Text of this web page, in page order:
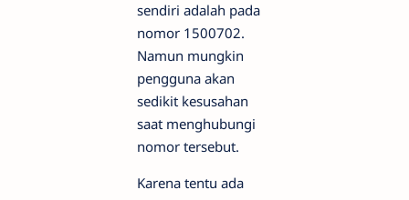
sendiri adalah pada
nomor 1500702.
Namun mungkin
pengguna akan
sedikit kesusahan
saat menghubungi
nomor tersebut.
Karena tentu ada